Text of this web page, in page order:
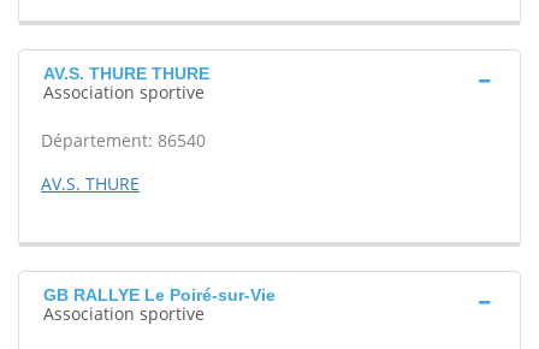
AV.S. THURE THURE
Association sportive
Département: 86540
AV.S. THURE
GB RALLYE Le Poiré-sur-Vie
Association sportive